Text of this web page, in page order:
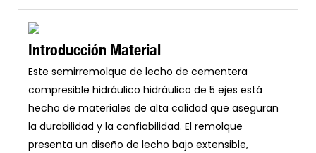
Introducción Material
Este semirremolque de lecho de cementera
compresible hidráulico hidráulico de 5 ejes está
hecho de materiales de alta calidad que aseguran
la durabilidad y la confiabilidad. El remolque
presenta un diseño de lecho bajo extensible,